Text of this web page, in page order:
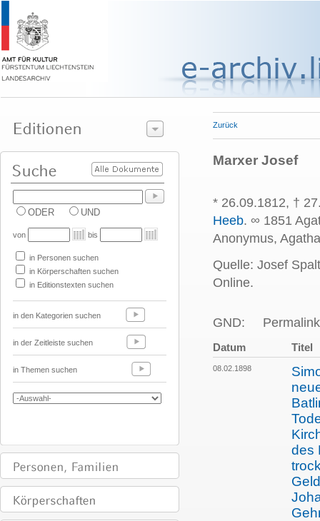
ODER UND
von bis
in Personen suchen
in Körperschaften suchen
in Editionstexten suchen
in den Kategorien suchen
in der Zeitleiste suchen
in Themen suchen
Zurück
Marxer Josef
* 26.09.1812, †
Heeb. ∞ 1851
Anonymus,
Quelle: Josef
Online.
GND:
Datum Titel
08.02.1898
des